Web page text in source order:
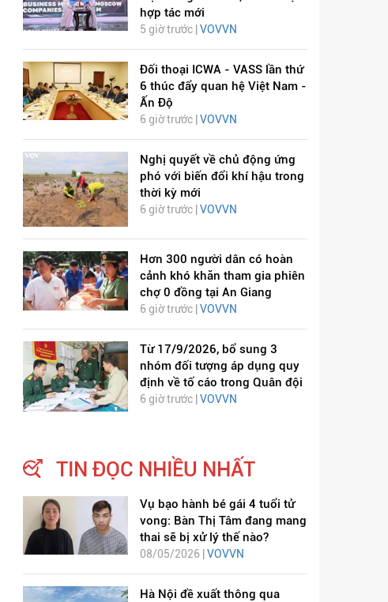
hợp tác mới
5 giờ trước | VOVVN
Đối thoại ICWA - VASS lần thứ
6 thúc đẩy quan hệ Việt Nam -
Ấn Độ
6 giờ trước | VOVVN
Nghị quyết về chủ động ứng
phó với biến đổi khí hậu trong
thời kỳ mới
6 giờ trước | VOVVN
Hơn 300 người dân có hoàn
cảnh khó khăn tham gia phiên
chợ 0 đồng tại An Giang
6 giờ trước | VOVVN
Từ 17/9/2026, bổ sung 3
nhóm đối tượng áp dụng quy
định về tố cáo trong Quân đội
6 giờ trước | VOVVN
TIN ĐỌC NHIỀU NHẤT
Vụ bạo hành bé gái 4 tuổi tử
vong: Bàn Thị Tâm đang mang
thai sẽ bị xử lý thế nào?
08/05/2026 | VOVVN
Hà Nội đề xuất thông qua